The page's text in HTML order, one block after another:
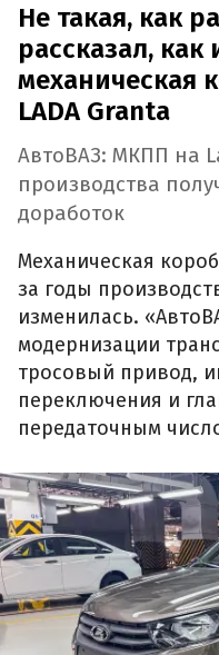
Не такая, как
рассказал, как
механическая
LADA Granta
АвтоВАЗ: МКПП на
производства
доработок
Механическая
за годы
изменилась.
модернизации
тросовый привод,
переключения и
передаточным